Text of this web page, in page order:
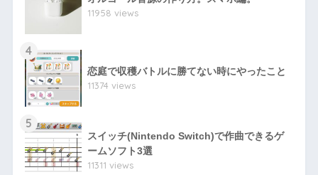
11958 views
4
恋庭で収穫バトルに勝てない時にやったこと
11374 views
5
スイッチ(Nintendo Switch)で作曲できるゲ
ームソフト3選
11311 views